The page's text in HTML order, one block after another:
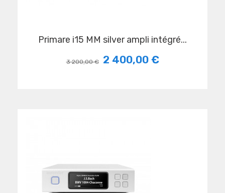
primare i15 MM silver ampli intégré...
3 200,00 € 2 400,00 €